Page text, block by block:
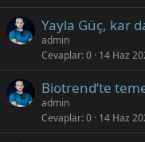
Yayla Güç, kar
admin
Cevaplar 0 14 Haz
Biotrend’te
admin
Cevaplar 0 14 Haz